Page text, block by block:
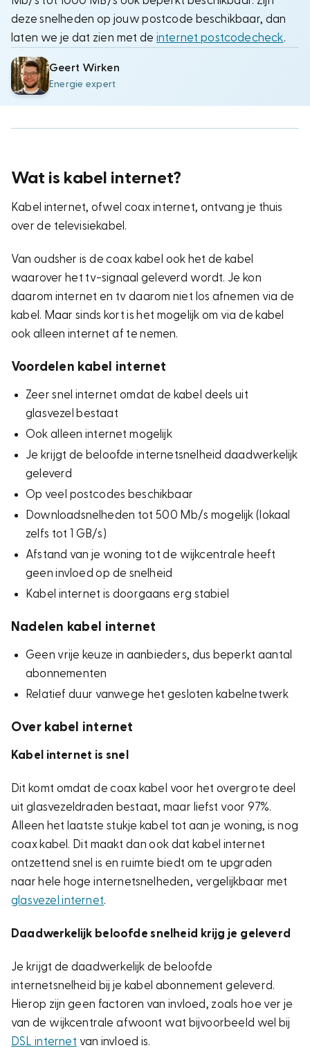
deze snelheden op jouw postcode beschikbaar, dan
laten we je dat zien met de internet postcodecheck.
Geert Wirken
Energie expert
Wat is kabel internet?
Kabel internet, ofwel coax internet, ontvang je thuis
over de televisiekabel.
Van oudsher is de coax kabel ook het de kabel
waarover het tv-signaal geleverd wordt. Je kon
daarom internet en tv daarom niet los afnemen via de
kabel. Maar sinds kort is het mogelijk om via de kabel
ook alleen internet af te nemen.
Voordelen kabel internet
Zeer snel internet omdat de kabel deels uit
glasvezel bestaat
Ook alleen internet mogelijk
Je krijgt de beloofde internetsnelheid daadwerkelijk
geleverd
Op veel postcodes beschikbaar
Downloadsnelheden tot 500 Mb/s mogelijk (lokaal
zelfs tot 1 GB/s)
Afstand van je woning tot de wijkcentrale heeft
geen invloed op de snelheid
Kabel internet is doorgaans erg stabiel
Nadelen kabel internet
Geen vrije keuze in aanbieders, dus beperkt aantal
abonnementen
Relatief duur vanwege het gesloten kabelnetwerk
Over kabel internet
Kabel internet is snel
Dit komt omdat de coax kabel voor het overgrote deel
uit glasvezeldraden bestaat, maar liefst voor 97%.
Alleen het laatste stukje kabel tot aan je woning, is nog
coax kabel. Dit maakt dan ook dat kabel internet
ontzettend snel is en ruimte biedt om te upgraden
naar hele hoge internetsnelheden, vergelijkbaar met
glasvezel internet.
Daadwerkelijk beloofde snelheid krijg je geleverd
Je krijgt de daadwerkelijk de beloofde
internetsnelheid bij je kabel abonnement geleverd.
Hierop zijn geen factoren van invloed, zoals hoe ver je
van de wijkcentrale afwoont wat bijvoorbeeld wel bij
DSL internet van invloed is.